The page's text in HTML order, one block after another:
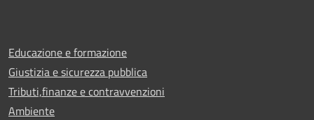
Educazione e formazione
Giustizia e sicurezza pubblica
Tributi,finanze e contravvenzioni
Ambiente